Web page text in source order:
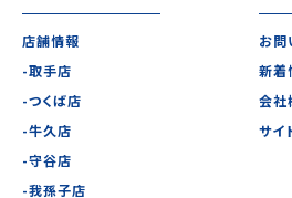
店舗情報
-取手店
-つくば店
-牛久店
-守谷店
-我孫子店
お問
新着
会社
サイ